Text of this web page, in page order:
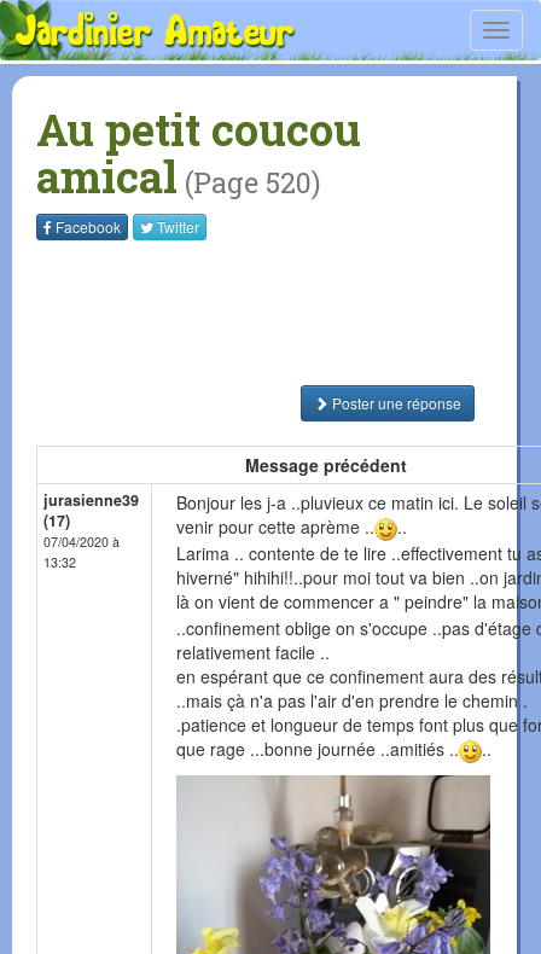
Au petit coucou
amical (Page 520)
Facebook Twitter
Poster une réponse
Message précédent
jurasienne39
(17)
07/04/2020 à
13:32
Bonjour les j-a ..pluvieux ce matin ici. Le soleil
venir pour cette aprème ..
..
Larima .. contente de te lire ..effectivement tu
hiverné" hihihi!!..pour moi tout va bien ..on
là on vient de commencer a " peindre" la
..confinement oblige on s'occupe ..pas d'étage
relativement facile ..
en espérant que ce confinement aura des
..mais çà n'a pas l'air d'en prendre le chemin .
.patience et longueur de temps font plus que
que rage ...bonne journée ..amitiés ..
..